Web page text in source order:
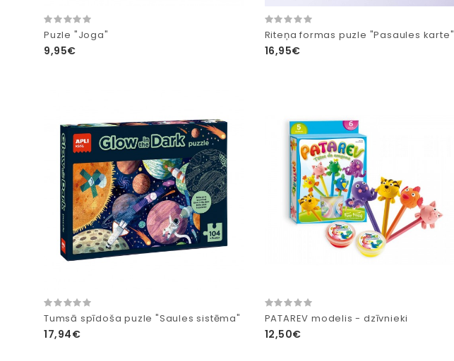
Puzle "Joga"
9,95€
Riteņa formas puzle "Pasaules karte"
16,95€
Tumsā spīdoša puzle "Saules sistēma"
17,94€
PATAREV modelis - dzīvnieki
12,50€